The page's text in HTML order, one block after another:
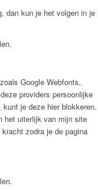
dan kun je het volgen in je
Google Webfonts,
providers persoonlijke
je deze hier blokkeren.
het uiterlijk van mijn site
zodra je de pagina